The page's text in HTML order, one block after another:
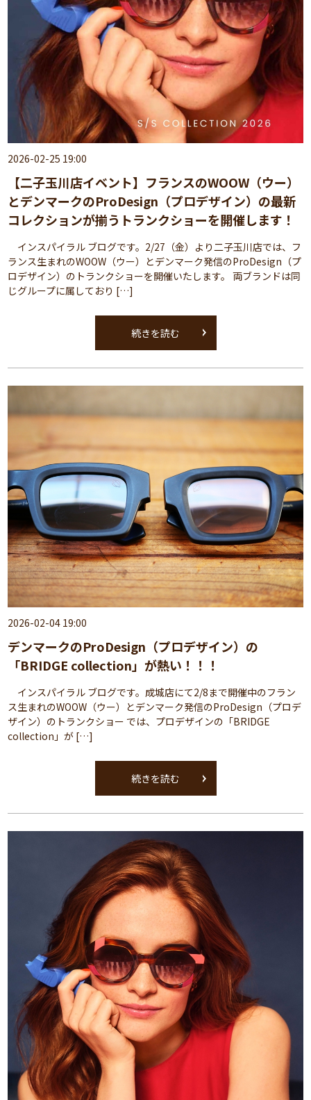
2026-02-25 19:00
【二子玉川店イベント】フランスのWOOW（ウー）
とデンマークのProDesign（プロデザイン）の最新
コレクションが揃うトランクショーを開催します！
インスパイラル ブログです。2/27（金）より二子玉川店では、フ
ランス生まれのWOOW（ウー）とデンマーク発信のProDesign（プ
ロデザイン）のトランクショーを開催いたします。 両ブランドは同
じグループに属しており […]
続きを読む
2026-02-04 19:00
デンマークのProDesign（プロデザイン）の
「BRIDGE collection」が熱い！！！
インスパイラル ブログです。成城店にて2/8まで開催中のフラン
ス生まれのWOOW（ウー）とデンマーク発信のProDesign（プロデ
ザイン）のトランクショー では、プロデザインの「BRIDGE
collection」が […]
続きを読む